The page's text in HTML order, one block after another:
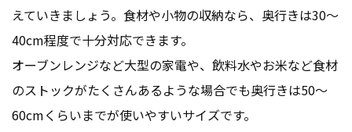
えていきましょう。食材や小物の収納なら、奥行きは30～
40cm程度で十分対応できます。
オーブンレンジなど大型の家電や、飲料水やお米など食材
のストックがたくさんあるような場合でも奥行きは50～
60cmくらいまでが使いやすいサイズです。